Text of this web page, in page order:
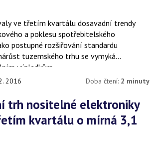
ve třetím kvartálu dosavadní trendy
a poklesu spotřebitelského
postupné rozšiřování standardu
tuzemského trhu se vymyká
výsledkům.
2016 Doba čtení: 2 minuty
kvartálu o mírná 3,1